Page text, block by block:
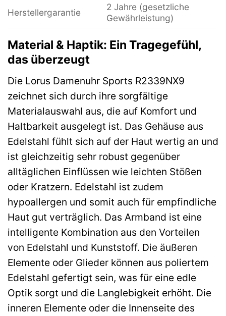
Herstellergarantie
2 Jahre (gesetzliche
Gewährleistung)
Material & Haptik: Ein Tragegefühl,
das überzeugt
Die Lorus Damenuhr Sports R2339NX9
zeichnet sich durch ihre sorgfältige
Materialauswahl aus, die auf Komfort und
Haltbarkeit ausgelegt ist. Das Gehäuse aus
Edelstahl fühlt sich auf der Haut wertig an und
ist gleichzeitig sehr robust gegenüber
alltäglichen Einflüssen wie leichten Stößen
oder Kratzern. Edelstahl ist zudem
hypoallergen und somit auch für empfindliche
Haut gut verträglich. Das Armband ist eine
intelligente Kombination aus den Vorteilen
von Edelstahl und Kunststoff. Die äußeren
Elemente oder Glieder können aus poliertem
Edelstahl gefertigt sein, was für eine edle
Optik sorgt und die Langlebigkeit erhöht. Die
inneren Elemente oder die Innenseite des